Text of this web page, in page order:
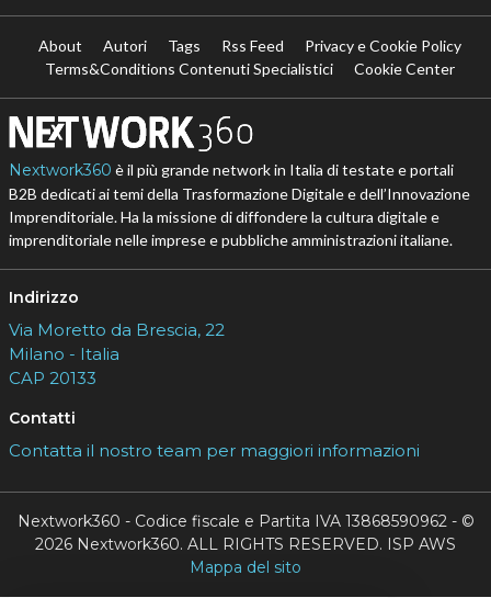
About Autori Tags Rss Feed
Privacy e Cookie Policy
Terms&Conditions Contenuti Specialistici
Cookie Center
Nextwork360 è il più grande network in Italia di testate e portali
B2B dedicati ai temi della Trasformazione Digitale e dell’Innovazione
Imprenditoriale. Ha la missione di diffondere la cultura digitale e
imprenditoriale nelle imprese e pubbliche amministrazioni italiane.
Indirizzo
Via Moretto da Brescia, 22
Milano - Italia
CAP 20133
Contatti
Contatta il nostro team per maggiori informazioni
Nextwork360 - Codice fiscale e Partita IVA 13868590962 - ©
2026 Nextwork360. ALL RIGHTS RESERVED. ISP AWS
Mappa del sito